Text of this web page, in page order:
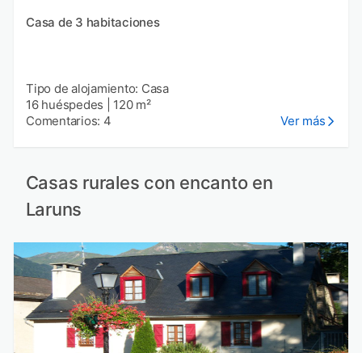
Casa de 3 habitaciones
Tipo de alojamiento: Casa
16 huéspedes
120 m²
Comentarios: 4
Ver más
Casas rurales con encanto en
Laruns